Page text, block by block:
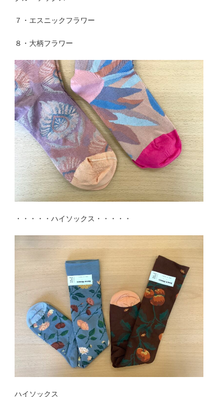
７・エスニックフラワー
８・大柄フラワー
・・・・・ハイソックス・・・・・
ハイソックス